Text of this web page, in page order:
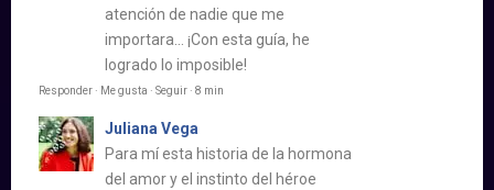
atención de nadie que me
importara… ¡Con esta guía, he
logrado lo imposible!
Responder · Me gusta · Seguir · 8 min
Juliana Vega
Para mí esta historia de la hormona
del amor y el instinto del héroe